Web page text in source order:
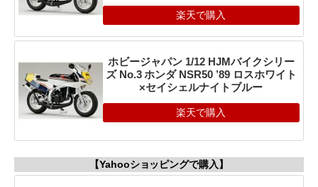
楽天で購入
ホビージャパン 1/12 HJMバイクシリー
ズ No.3 ホンダ NSR50 ’89 ロスホワイト
×セイシェルナイトブルー
楽天で購入
【Yahooショッピングで購入】